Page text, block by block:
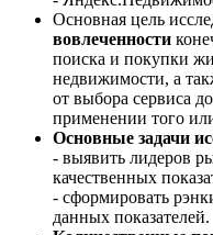
Основная цель
вовлеченности
поиска и покупки
недвижимости, а
от выбора сервиса
применении того
Основные задачи
- выявить лидеров
качественных
- сформировать
данных показателей.